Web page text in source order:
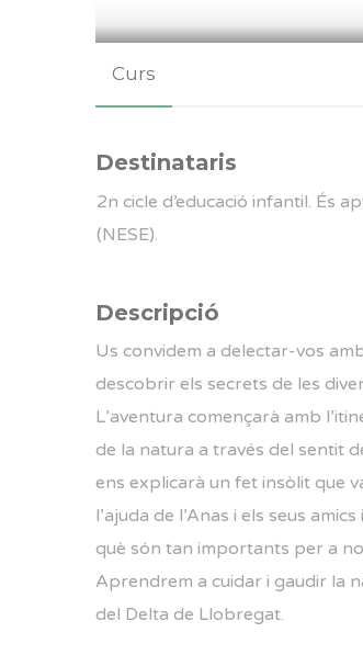
Curs
Destinataris
2n cicle d’educació infantil. És
(NESE).
Descripció
Us convidem a delectar-vos
descobrir els secrets de les
L’aventura començarà amb
de la natura a través del sentit
ens explicarà un fet insòlit que
l’ajuda de l’Anas i els seus
què són tan importants per a
Aprendrem a cuidar i gaudir la
del Delta de Llobregat.